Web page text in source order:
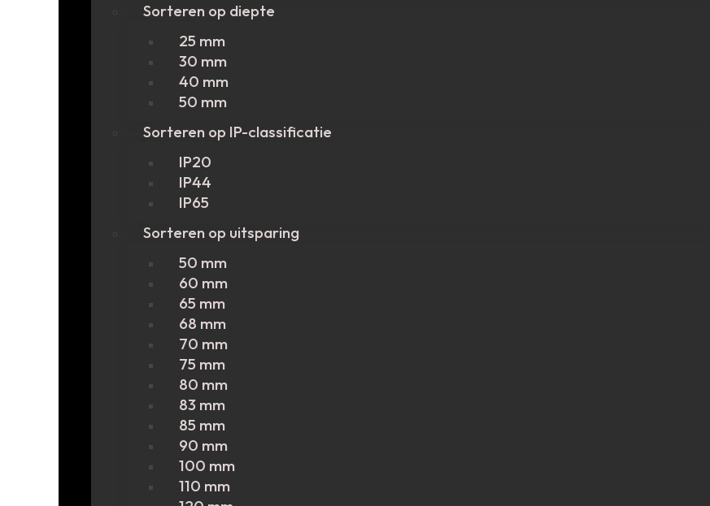
Sorteren op diepte
25 mm
30 mm
40 mm
50 mm
Sorteren op IP-classificatie
IP20
IP44
IP65
Sorteren op uitsparing
50 mm
60 mm
65 mm
68 mm
70 mm
75 mm
80 mm
83 mm
85 mm
90 mm
100 mm
110 mm